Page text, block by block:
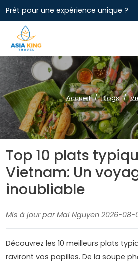
Prêt pour une expérience unique ?
Accueil Blogs
Top 10 plats
Vietnam: Un
inoubliable
Mis à jour par Mai Nguyen 2026-08-
Découvrez les 10 meilleurs plats
raviront vos papilles. De la soupe